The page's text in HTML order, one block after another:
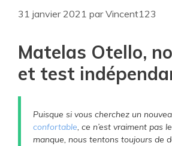
31 janvier 2021 parVincent123
Matelas Otello,
et test
Puisque si vous cherchez un
confortable, ce n’est vraiment pas
manque, nous tentons toujours de